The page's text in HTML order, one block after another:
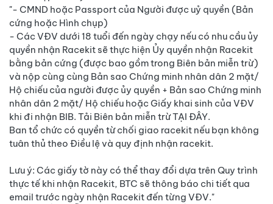
"- CMND hoặc Passport của Người được uỷ quyền (Bản
cứng hoặc Hình chụp)
- Các VĐV dưới 18 tuổi đến ngày chạy nếu có nhu cầu ủy
quyền nhận Racekit sẽ thực hiện Ủy quyền nhận Racekit
bằng bản cứng (được bao gồm trong Biên bản miễn trừ)
và nộp cùng cùng Bản sao Chứng minh nhân dân 2 mặt/
Hộ chiếu của người được ủy quyền + Bản sao Chứng minh
nhân dân 2 mặt/ Hộ chiếu hoặc Giấy khai sinh của VĐV
khi đi nhận BIB. Tải Biên bản miễn trừ TẠI ĐÂY.
Ban tổ chức có quyền từ chối giao racekit nếu bạn không
tuân thủ theo Điều lệ và quy định nhận racekit.
Lưu ý: Các giấy tờ này có thể thay đổi dựa trên Quy trình
thực tế khi nhận Racekit, BTC sẽ thông báo chi tiết qua
email trước ngày nhận Racekit đến từng VĐV."